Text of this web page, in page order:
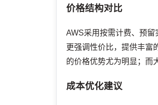
价格结构对比
AWS采用按需计费、预
更强调性价比，提供丰富
的价格优势尤为明显；而
成本优化建议